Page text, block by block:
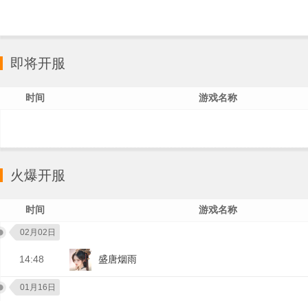
即将开服
时间 游戏名称
火爆开服
时间 游戏名称
02月02日
14:48 盛唐烟雨
01月16日